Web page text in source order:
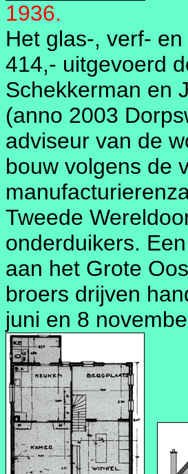
1936.
Het glas-, verf-
414,- uitgevoerd
Schekkerman en
(anno 2003
adviseur van de
bouw volgens de
Tweede
onderduikers.
aan het Grote
broers drijven
juni en 8